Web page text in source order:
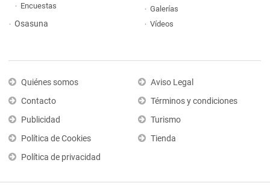
Encuestas
Osasuna
Galerías
Vídeos
Quiénes somos
Contacto
Publicidad
Política de Cookies
Política de privacidad
Aviso Legal
Términos y condiciones
Turismo
Tienda